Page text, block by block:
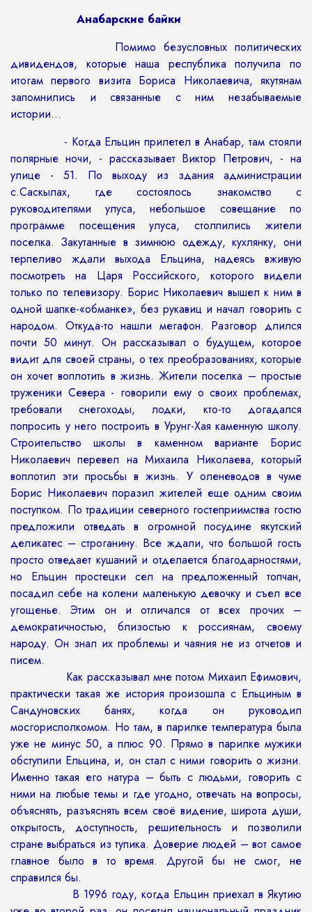
Анабарские байки
Помимо безусловных политических
дивидендов, которые наша республика получила по
итогам первого визита Бориса Николаевича, якутянам
запомнились и связанные с ним незабываемые
истории…
- Когда Ельцин прилетел в Анабар, там стояли
полярные ночи, - рассказывает Виктор Петрович, - на
улице - 51. По выходу из здания администрации
с.Саскылах, где состоялось знакомство с
руководителями улуса, небольшое совещание по
программе посещения улуса, столпились жители
поселка. Закутанные в зимнюю одежду, кухлянку, они
терпеливо ждали выхода Ельцина, надеясь вживую
посмотреть на Царя Российского, которого видели
только по телевизору. Борис Николаевич вышел к ним в
одной шапке-«обманке», без рукавиц и начал говорить с
народом. Откуда-то нашли мегафон. Разговор длился
почти 50 минут. Он рассказывал о будущем, которое
видит для своей страны, о тех преобразованиях, которые
он хочет воплотить в жизнь. Жители поселка – простые
труженики Севера - говорили ему о своих проблемах,
требовали снегоходы, лодки, кто-то догадался
попросить у него построить в Урунг-Хая каменную школу.
Строительство школы в каменном варианте Борис
Николаевич перевел на Михаила Николаева, который
воплотил эти просьбы в жизнь. У оленеводов в чуме
Борис Николаевич поразил жителей еще одним своим
поступком. По традиции северного гостеприимства гостю
предложили отведать в огромной посудине якутский
деликатес – строганину. Все ждали, что большой гость
просто отведает кушаний и отделается благодарностями,
но Ельцин простецки сел на предложенный топчан,
посадил себе на колени маленькую девочку и съел все
угощенье. Этим он и отличался от всех прочих –
демократичностью, близостью к россиянам, своему
народу. Он знал их проблемы и чаяния не из отчетов и
писем.
Как рассказывал мне потом Михаил Ефимович,
практически такая же история произошла с Ельциным в
Сандуновских банях, когда он руководил
мосгорисполкомом. Но там, в парилке температура была
уже не минус 50, а плюс 90. Прямо в парилке мужики
обступили Ельцина, и, он стал с ними говорить о жизни.
Именно такая его натура – быть с людьми, говорить с
ними на любые темы и где угодно, отвечать на вопросы,
объяснять, разъяснять всем своё видение, широта души,
открытость, доступность, решительность и позволили
стране выбраться из тупика. Доверие людей – вот самое
главное было в то время. Другой бы не смог, не
справился бы.
В 1996 году, когда Ельцин приехал в Якутию